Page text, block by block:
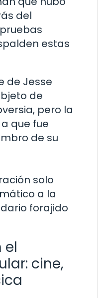
del
estas
de Jesse
de
pero la
que fue
de su
solo
a la
forajido
el
cine,